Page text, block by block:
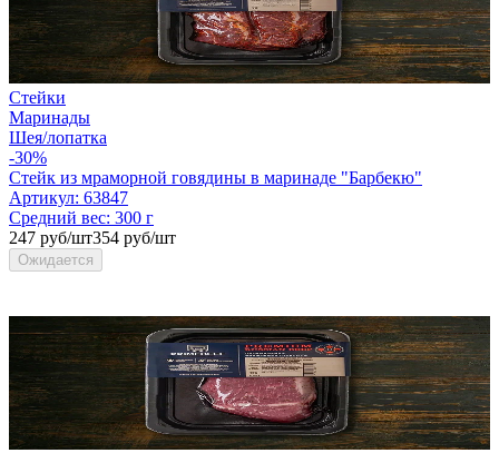
Стейки
Маринады
Шея/лопатка
-30%
Стейк из мраморной говядины в маринаде "Барбекю"
Артикул: 63847
Средний вес: 300 г
247 руб/шт354 руб/шт
Ожидается